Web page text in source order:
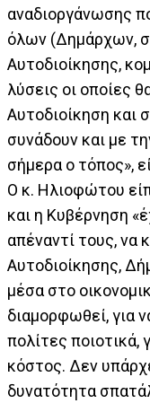
αναδιοργάνωσης
όλων (Δημάρχων,
Αυτοδιοίκησης,
λύσεις οι οποίες
Αυτοδιοίκηση και
συνάδουν και με
σήμερα ο τόπος»,
Ο κ. Ηλιοφώτου
και η Κυβέρνηση
απέναντί τους, να
Αυτοδιοίκησης,
μέσα στο
διαμορφωθεί, για
πολίτες ποιοτικά,
κόστος. Δεν
δυνατότητα